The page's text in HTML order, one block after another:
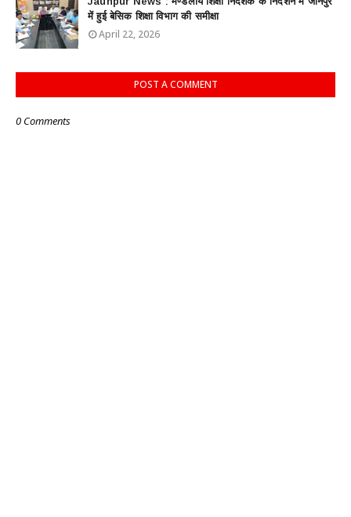
में हुई बेसिक शिक्षा विभाग की समीक्षा
April 22, 2026
POST A COMMENT
0 Comments